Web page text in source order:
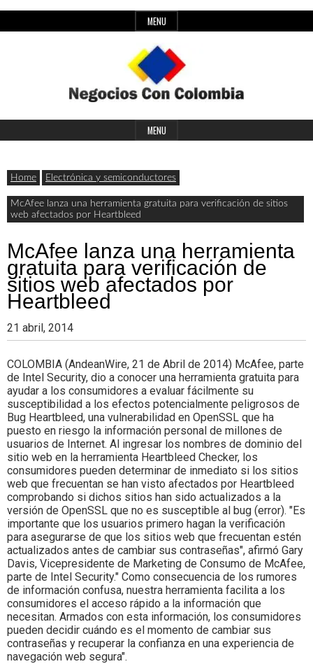
to
MENU
Negocios
con
Colombia
Últimas
noticias,
comunicados
y
actualidad
de
negocios
con
Colombia.
Header
MENU
Home Electrónica y semiconductores
McAfee lanza una herramienta gratuita para verificación de sitios
web afectados por Heartbleed
McAfee lanza una herramienta
gratuita para verificación de
sitios web afectados por
Heartbleed
21 abril, 2014
COLOMBIA (AndeanWire, 21 de Abril de 2014) McAfee, parte
de Intel Security, dio a conocer una herramienta gratuita para
ayudar a los consumidores a evaluar fácilmente su
susceptibilidad a los efectos potencialmente peligrosos de
Bug Heartbleed, una vulnerabilidad en OpenSSL que ha
puesto en riesgo la información personal de millones de
usuarios de Internet. Al ingresar los nombres de dominio del
sitio web en la herramienta Heartbleed Checker, los
consumidores pueden determinar de inmediato si los sitios
web que frecuentan se han visto afectados por Heartbleed
comprobando si dichos sitios han sido actualizados a la
versión de OpenSSL que no es susceptible al bug (error). "Es
importante que los usuarios primero hagan la verificación
para asegurarse de que los sitios web que frecuentan estén
actualizados antes de cambiar sus contraseñas", afirmó Gary
Davis, Vicepresidente de Marketing de Consumo de McAfee,
parte de Intel Security." Como consecuencia de los rumores
de información confusa, nuestra herramienta facilita a los
consumidores el acceso rápido a la información que
necesitan. Armados con esta información, los consumidores
pueden decidir cuándo es el momento de cambiar sus
contraseñas y recuperar la confianza en una experiencia de
navegación web segura".